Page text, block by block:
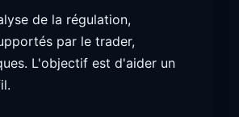
de la régulation,
par le trader,
L'objectif est d'aider un